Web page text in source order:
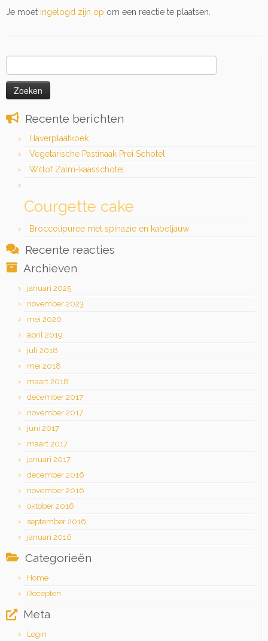
Je moet ingelogd zijn op om een reactie te plaatsen.
naar:
Recente berichten
Haverplaatkoek
Vegetarische Pastinaak Prei Schotel
Witlof Zalm-kaasschotel
Courgette cake
Broccolipuree met spinazie en kabeljauw
Recente reacties
Archieven
januari 2025
november 2023
mei 2020
april 2019
juli 2018
mei 2018
maart 2018
december 2017
november 2017
juni 2017
maart 2017
januari 2017
december 2016
november 2016
oktober 2016
september 2016
januari 2016
Categorieën
Home
Recepten
Meta
Login